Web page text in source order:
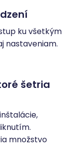
ku všetkým
nastaveniam.
šetria
množstvo